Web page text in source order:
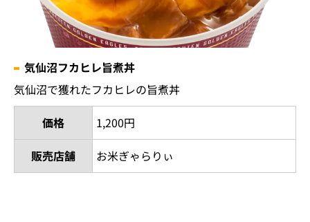
気仙沼フカヒレ旨煮丼
気仙沼で獲れたフカヒレの旨煮丼
価格
1,200円
販売店舗
お米ぎゃらりぃ